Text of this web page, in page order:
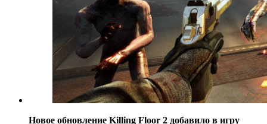
Новое обновление Killing Floor 2 добавило в игру